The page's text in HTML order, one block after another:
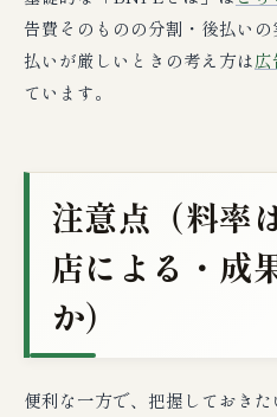
告費そのものの分割・後払いの
払いが厳しいときの考え方は
ています。
注意点（料率
店による・成
か）
便利な一方で、把握しておき